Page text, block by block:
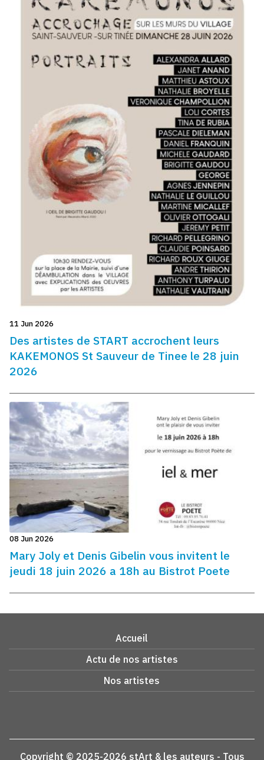
11 Jun 2026
Des artistes de START accrochent leurs
KAKEMONOS St Sauveur de Tinee le 28 juin
2026
08 Jun 2026
Mary Joly et Denis Gibelin vous invitent le
jeudi 18 juin 2026 a 18h au Bistrot Poete
Accueil
Actu de nos artistes
Nos artistes
Copyright © 2025-2026 stArt & les auteurs - Tous